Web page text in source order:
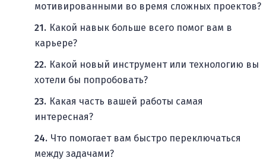
мотивированными во время сложных проектов?
Какой навык больше всего помог вам в
карьере?
Какой новый инструмент или технологию вы
хотели бы попробовать?
Какая часть вашей работы самая
интересная?
Что помогает вам быстро переключаться
между задачами?